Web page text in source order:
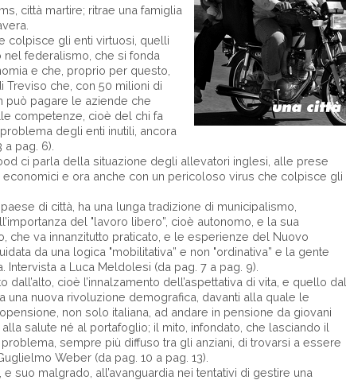
città martire; ritrae una famiglia
colpisce gli enti virtuosi, quelli
nel federalismo, che si fonda
e che, proprio per questo,
Treviso che, con 50 milioni di
può pagare le aziende che
competenze, cioè del chi fa
degli enti inutili, ancora
pag. 6).
ci parla della situazione degli allevatori inglesi, alle prese
economici e ora anche con un pericoloso virus che colpisce gli
paese di città, ha una lunga tradizione di municipalismo,
del "lavoro libero”, cioè autonomo, e la sua
che va innanzitutto praticato, e le esperienze del Nuovo
da una logica "mobilitativa” e non "ordinativa” e la gente
a Luca Meldolesi (da pag. 7 a pag. 9).
dall’alto, cioè l’innalzamento dell’aspettativa di vita, e quello dal
una nuova rivoluzione demografica, davanti alla quale le
non solo italiana, ad andare in pensione da giovani
salute né al portafoglio; il mito, infondato, che lasciando il
sempre più diffuso tra gli anziani, di trovarsi a essere
Weber (da pag. 10 a pag. 13).
e suo malgrado, all’avanguardia nei tentativi di gestire una